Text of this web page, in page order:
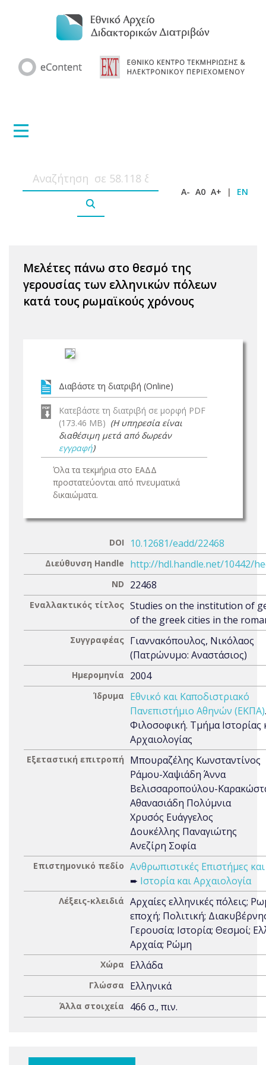
A- A0 A+ | EN
Μελέτες πάνω στο θεσμό της
γερουσίας των ελληνικών πόλεων
κατά τους ρωμαϊκούς χρόνους
Διαβάστε τη διατριβή (Online)
Κατεβάστε τη διατριβή σε μορφή PDF
(173.46 MB) (Η υπηρεσία είναι
διαθέσιμη μετά από δωρεάν
εγγραφή)
Όλα τα τεκμήρια στο ΕΑΔΔ
προστατεύονται από πνευματικά
δικαιώματα.
DOI 10.12681/eadd/22468
Διεύθυνση Handle http://hdl.handle.net/10442/
ND 22468
Εναλλακτικός τίτλος Studies on the institution of
of the greek cities in the
Συγγραφέας Γιαννακόπουλος, Νικόλαος
(Πατρώνυμο: Αναστάσιος)
Ημερομηνία 2004
Ίδρυμα
Εθνικό και Καποδιστριακό
Πανεπιστήμιο Αθηνών (ΕΚΠΑ)
Φιλοσοφική. Τμήμα Ιστορίας
Αρχαιολογίας
Εξεταστική επιτροπή
Μπουραζέλης Κωνσταντίνος
Ράμου-Χαψιάδη Άννα
Βελισσαροπούλου-
Αθανασιάδη Πολύμνια
Χρυσός Ευάγγελος
Δουκέλλης Παναγιώτης
Ανεζίρη Σοφία
Επιστημονικό πεδίο Ανθρωπιστικές Επιστήμες
➨ Ιστορία και Αρχαιολογία
Λέξεις-κλειδιά Αρχαίες ελληνικές πόλεις;
εποχή; Πολιτική;
Γερουσία; Ιστορία; Θεσμοί;
Αρχαία; Ρώμη
Χώρα Ελλάδα
Γλώσσα Ελληνικά
Άλλα στοιχεία 466 σ., πιν.